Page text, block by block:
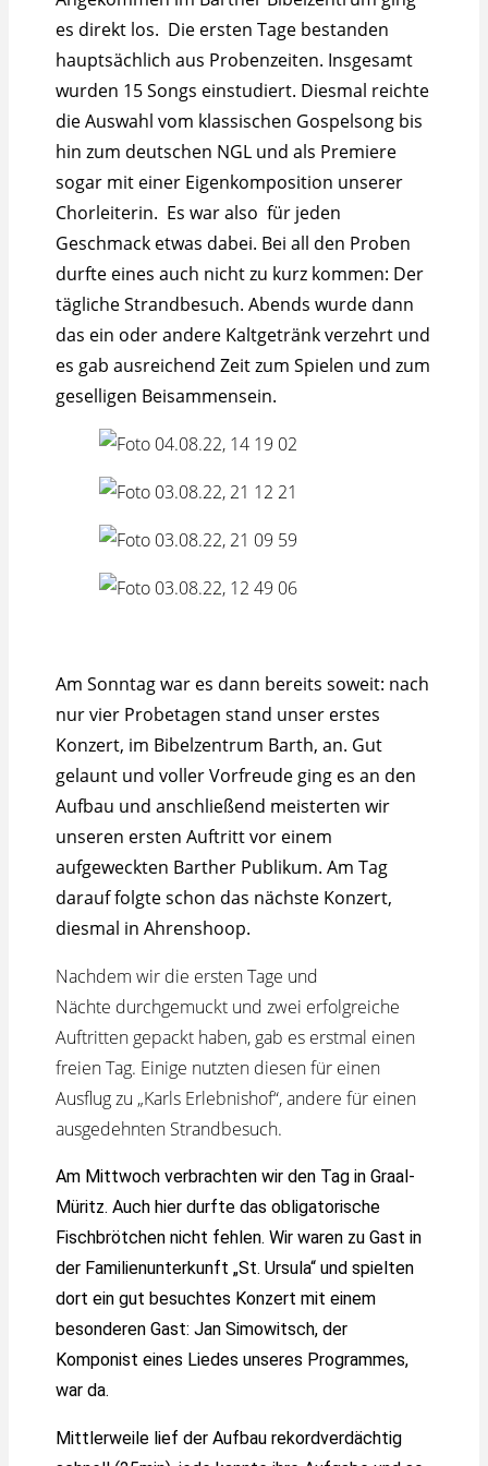
es direkt los. Die ersten Tage bestanden
hauptsächlich aus Probenzeiten. Insgesamt
wurden 15 Songs einstudiert. Diesmal reichte
die Auswahl vom klassischen Gospelsong bis
hin zum deutschen NGL und als Premiere
sogar mit einer Eigenkomposition unserer
Chorleiterin. Es war also für jeden
Geschmack etwas dabei. Bei all den Proben
durfte eines auch nicht zu kurz kommen: Der
tägliche Strandbesuch. Abends wurde dann
das ein oder andere Kaltgetränk verzehrt und
es gab ausreichend Zeit zum Spielen und zum
geselligen Beisammensein.
Am Sonntag war es dann bereits soweit: nach
nur vier Probetagen stand unser erstes
Konzert, im Bibelzentrum Barth, an. Gut
gelaunt und voller Vorfreude ging es an den
Aufbau und anschließend meisterten wir
unseren ersten Auftritt vor einem
aufgeweckten Barther Publikum. Am Tag
darauf folgte schon das nächste Konzert,
diesmal in Ahrenshoop.
Nachdem wir die ersten Tage und
Nächte durchgemuckt undzwei erfolgreiche
Auftritten gepackt haben, gab es erstmal einen
freien Tag. Einige nutzten diesen für einen
Ausflug zu „Karls Erlebnishof“, andere für einen
ausgedehnten Strandbesuch.
Am Mittwoch verbrachten wir den Tag in Graal-
Müritz. Auch hier durfte das obligatorische
Fischbrötchen nicht fehlen. Wir waren zu Gast in
der Familienunterkunft „St. Ursula“ und spielten
dort ein gut besuchtes Konzert mit einem
besonderen Gast: Jan Simowitsch, der
Komponist eines Liedes unseres Programmes,
war da.
Mittlerweile lief der Aufbau rekordverdächtig